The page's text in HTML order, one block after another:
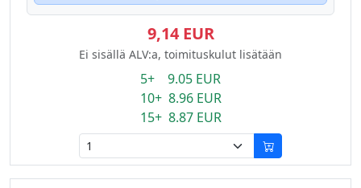
9,14 EUR
Ei sisällä ALV:a, toimituskulut lisätään
5+ 9.05 EUR
10+ 8.96 EUR
15+ 8.87 EUR